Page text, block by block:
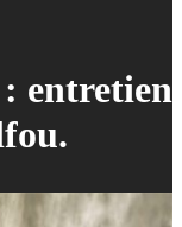
entretien